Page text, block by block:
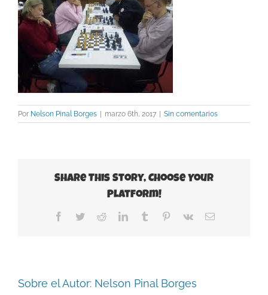
Por Nelson Pinal Borges | marzo 6th, 2017 | Sin comentarios
Share This Story, Choose Your
Platform!
Facebook
TwitterRedditLinkedInTumblr Pinterest
Vk
Correo
Sobre el Autor: Nelson Pinal Borges